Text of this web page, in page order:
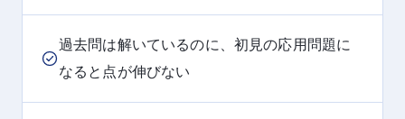
過去問は解いているのに、初見の応用問題に
なると点が伸びない